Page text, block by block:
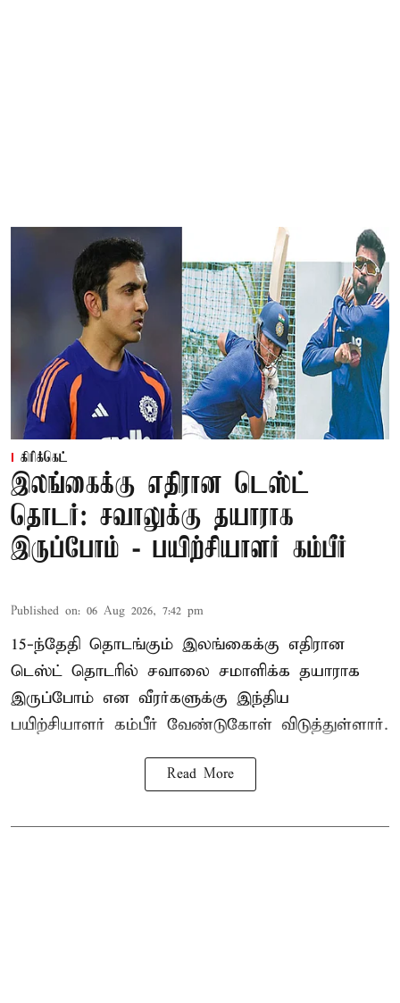
கிரிக்கெட்
இலங்கைக்கு எதிரான டெஸ்ட்
தொடர்: சவாலுக்கு தயாராக
இருப்போம் - பயிற்சியாளர் கம்பீர்
Published on: 06 Aug 2026, 7:42 pm
15-ந்தேதி தொடங்கும் இலங்கைக்கு எதிரான
டெஸ்ட் தொடரில் சவாலை சமாளிக்க தயாராக
இருப்போம் என வீரர்களுக்கு இந்திய
பயிற்சியாளர் கம்பீர் வேண்டுகோள் விடுத்துள்ளார்.
Read More